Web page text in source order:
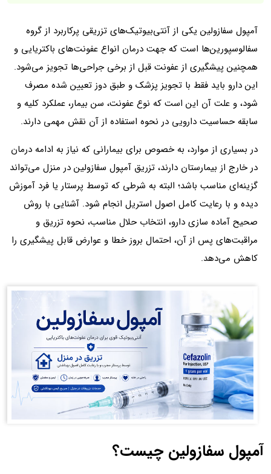
آمپول سفازولین یکی از آنتی‌بیوتیک‌های تزریقی پرکاربرد از گروه
سفالوسپورین‌ها است که جهت درمان انواع عفونت‌های باکتریایی و
همچنین پیشگیری از عفونت قبل از برخی جراحی‌ها تجویز می‌شود.
این دارو باید فقط با تجویز پزشک و طبق دوز تعیین‌ شده مصرف
شود، و علت آن این است که نوع عفونت، سن بیمار، عملکرد کلیه و
سابقه حساسیت دارویی در نحوه استفاده از آن نقش مهمی دارند.
در بسیاری از موارد، به‌ خصوص برای بیمارانی که نیاز به ادامه درمان
در خارج از بیمارستان دارند، تزریق آمپول سفازولین در منزل می‌تواند
گزینه‌ای مناسب باشد؛ البته به شرطی که توسط پرستار یا فرد آموزش‌
دیده و با رعایت کامل اصول استریل انجام شود. آشنایی با روش
صحیح آماده‌ سازی دارو، انتخاب حلال مناسب، نحوه تزریق و
مراقبت‌های پس از آن، احتمال بروز خطا و عوارض قابل پیشگیری را
کاهش می‌دهد.
آمپول سفازولین چیست؟